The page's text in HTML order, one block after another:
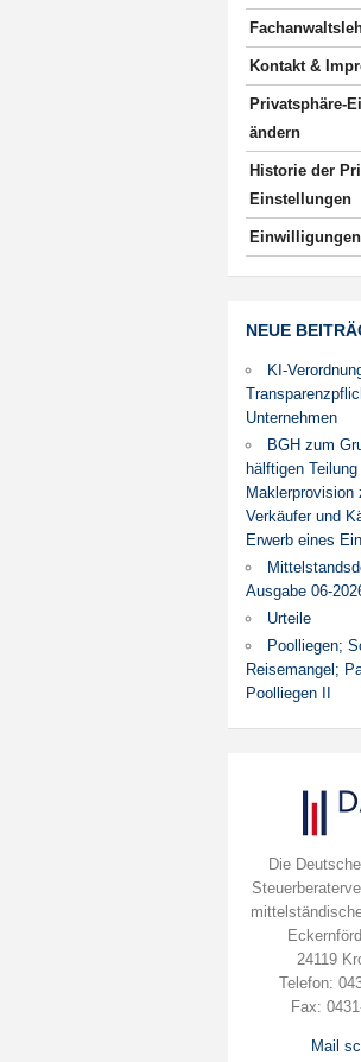
Kontakt &
Privatsphäre-
ändern
Historie der
Einstellungen
NEUE
KI-
Unternehmen
BGH zum
hälftigen Teilung
Maklerprovision
Verkäufer und
Erwerb eines
Ausgabe 06-
Urteile
Poolliegen;
Reisemangel;
Poolliegen II
Die
24119
Telefon:
Fax:
Mail